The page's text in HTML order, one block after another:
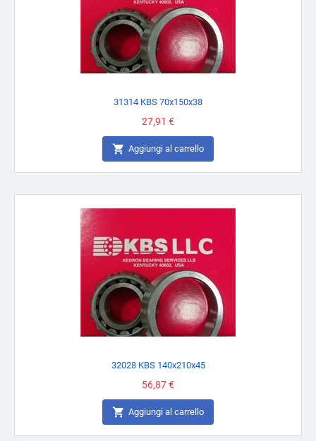
31314 KBS 70x150x38
Prezzo
27,91 €
 Aggiungi al carrello
32028 KBS 140x210x45
Prezzo
56,87 €
 Aggiungi al carrello